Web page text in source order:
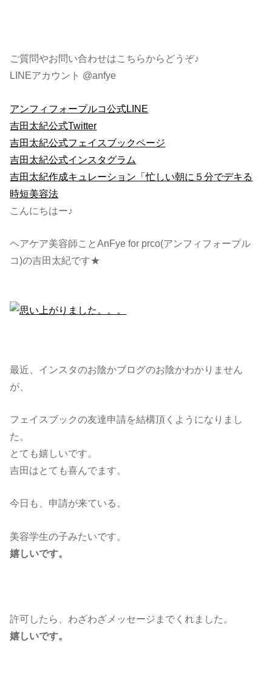
ご質問やお問い合わせはこちらからどうぞ♪
LINEアカウント @anfye
アンフィフォープルコ公式LINE
吉田太紀公式Twitter
吉田太紀公式フェイスブックページ
吉田太紀公式インスタグラム
吉田太紀作成キュレーション「忙しい朝に５分でデキる
時短美容法
こんにちはー♪
ヘアケア美容師ことAnFye for prco(アンフィフォープル
コ)の吉田太紀です★
最近、インスタのお陰かブログのお陰かわかりません
が、
フェイスブックの友達申請を結構頂くようになりまし
た。
とても嬉しいです。
吉田はとても喜んでます。
今日も、申請が来ている。
美容学生の子みたいです。
嬉しいです。
許可したら、わざわざメッセージまでくれました。
嬉しいです。